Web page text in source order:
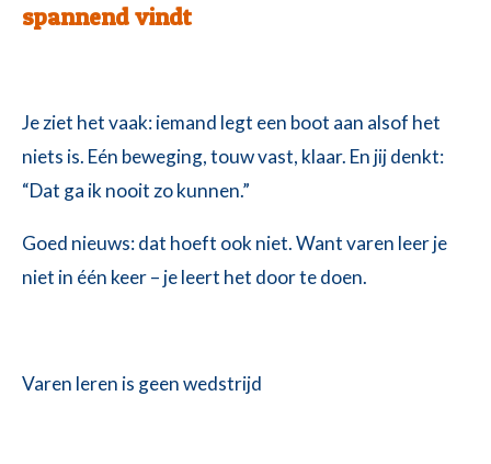
spannend vindt
Je ziet het vaak: iemand legt een boot aan alsof het
niets is. Eén beweging, touw vast, klaar. En jij denkt:
“Dat ga ik nooit zo kunnen.”
Goed nieuws: dat hoeft ook niet. Want varen leer je
niet in één keer – je leert het door te doen.
Varen leren is geen wedstrijd